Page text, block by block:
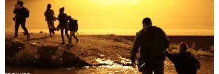
Một nhân viên hoạt động nhân đạo cho LHQ (trái) tại trại tị nạn
Mai Aini, Ethiopia. (Ảnh: AFP/TTXVN)
Nhiều lái xe của Chương trình Lương thực Thế
giới (WFP) đã được trả tự do sau khi bị bắt giữ
tại khu vực miền Bắc đang xung đột của